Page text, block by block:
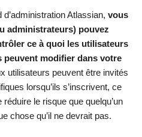
Atlassian, vous
administrateurs) pouvez
ce à quoi les utilisateurs
peuvent modifier dans votre
utilisateurs peuvent être invités
lorsqu’ils s’inscrivent, ce
le risque que quelqu’un
chose qu’il ne devrait pas.